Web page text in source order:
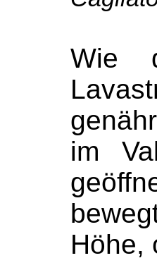
Wie
im
Höhe,